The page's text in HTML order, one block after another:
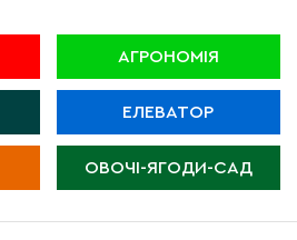
АГРОНОМІЯ
ЕЛЕВАТОР
ОВОЧІ-ЯГОДИ-САД